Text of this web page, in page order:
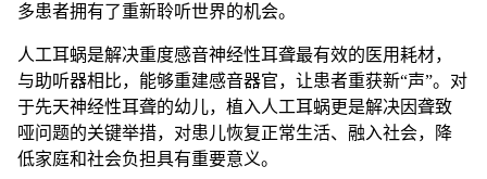
多患者拥有了重新聆听世界的机会。
人工耳蜗是解决重度感音神经性耳聋最有效的医用耗材，
与助听器相比，能够重建感音器官，让患者重获新“声”。对
于先天神经性耳聋的幼儿，植入人工耳蜗更是解决因聋致
哑问题的关键举措，对患儿恢复正常生活、融入社会，降
低家庭和社会负担具有重要意义。